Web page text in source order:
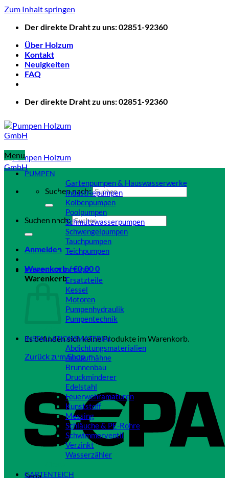
Zum Inhalt springen
Der direkte Draht zu uns: 02851-92360
Über Holzum
Kontakt
Neuigkeiten
FAQ
Der direkte Draht zu uns: 02851-92360
Suchen nach:
Suchen nach:
Anmelden
Warenkorb /€0,000
Warenkorb
Es befinden sich keine Produkte im Warenkorb.
Zurück zum Shop
Sepa
Menu
PUMPEN
Gartenpumpen & Hauswasserwerke
Industriepumpen
Kolbenpumpen
Poolpumpen
Schmutzwasserpumpen
Schwengelpumpen
Tauchpumpen
Teichpumpen
PUMPENZUBEHÖR
Ersatzteile
Kessel
Motoren
Pumpenhydraulik
Pumpentechnik
INSTALLATIONSMATERIAL
Abdichtungsmaterialien
Auslaufhähne
Brunnenbau
Druckminderer
Edelstahl
Feuerwehramaturen
Kunststoff
Messing
Schläuche & PE-Rohre
Schwimmerventil
Verzinkt
Wasserzähler
GARTENTEICH